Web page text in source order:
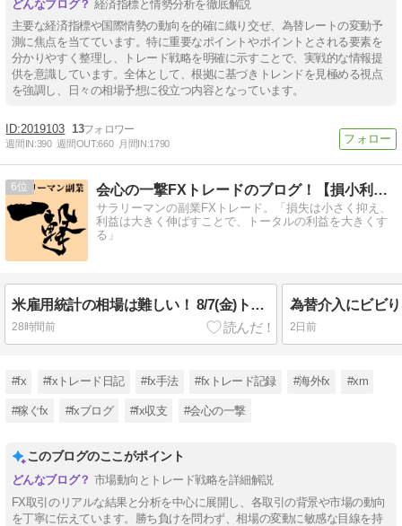
経済指標と情勢分析を徹底解説
主要な経済指標や国際情勢の動向を的確に織り交ぜ、為替レートの変動予
測に焦点を当てています。特に重要なポイントやポイントとされる要素を
分かりやすく整理し、トレード戦略を明確に示すことで、実戦的な情報提
供を意識しています。全体として、根拠に基づきトレンドを見極める視点
を強調し、日々の相場予想に役立つ内容となっています。
2019103 13
週間IN:390 週間OUT:660 月間IN:1790
6 会心の一撃FXトレードのブログ！【損小利大】
サラリーマンの副業FXトレード。「損失は小さく抑え、
利益は大きく伸ばすことで、トータルの利益を大きくす
る」
米雇用統計の相場は難しい！ 8/7(金)トレード結果
28時間前 2日前
#fx #fxトレード日記 #fx手法 #fxトレード記録 #海外fx #xm
#稼ぐfx #fxブログ #fx収支 #会心の一撃
このブログのここがポイント
市場動向とトレード戦略を詳細解説
FX取引のリアルな結果と分析を中心に展開し、各取引の背景や市場の動向
を丁寧に伝えています。勝ち負けを問わず、相場の変動に敏感な目線を持